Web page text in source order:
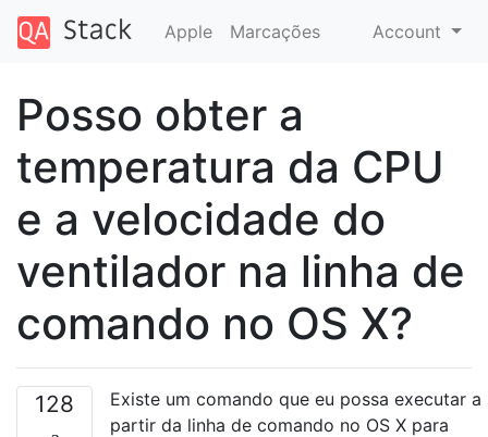
Apple Marcações Account
Posso obter a
temperatura da CPU
e a velocidade do
ventilador na linha de
comando no OS X?
128
Existe um comando que eu possa executar a
partir da linha de comando no OS X para